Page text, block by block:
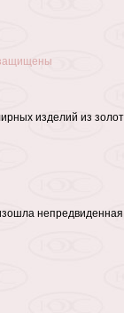
изделий из